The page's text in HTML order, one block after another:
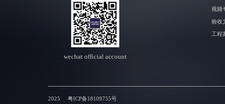
wechat official account
视频
验收
工程
2025 粤ICP备18109755号